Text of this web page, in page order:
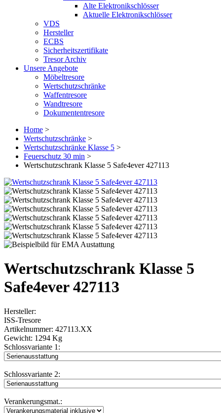
Alte Elektronikschlösser
Aktuelle Elektronikschlösser
VDS
Hersteller
ECBS
Sicherheitszertifikate
Tresor Archiv
Unsere Angebote
Möbeltresore
Wertschutzschränke
Waffentresore
Wandtresore
Dokumententresore
Home >
Wertschutzschränke >
Wertschutzschränke Klasse 5 >
Feuerschutz 30 min >
Wertschutzschrank Klasse 5 Safe4ever 427113
Wertschutzschrank Klasse 5
Safe4ever 427113
Hersteller:
ISS-Tresore
Artikelnummer: 427113.XX
Gewicht: 1294 Kg
Schlossvariante 1:
Schlossvariante 2:
Verankerungsmat.: